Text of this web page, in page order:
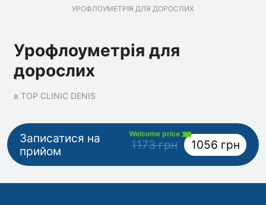
УРОФЛОУМЕТРІЯ ДЛЯ ДОРОСЛИХ
Урофлоуметрія для
дорослих
в TOP CLINIC DENIS
Записатися на
прийом
Welcome price
1173 грн 1056 грн